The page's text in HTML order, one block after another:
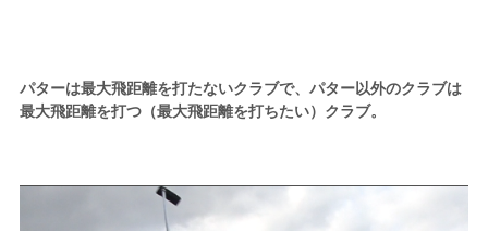
パターは最大飛距離を打たないクラブで、パター以外のクラブは
最大飛距離を打つ（最大飛距離を打ちたい）クラブ。